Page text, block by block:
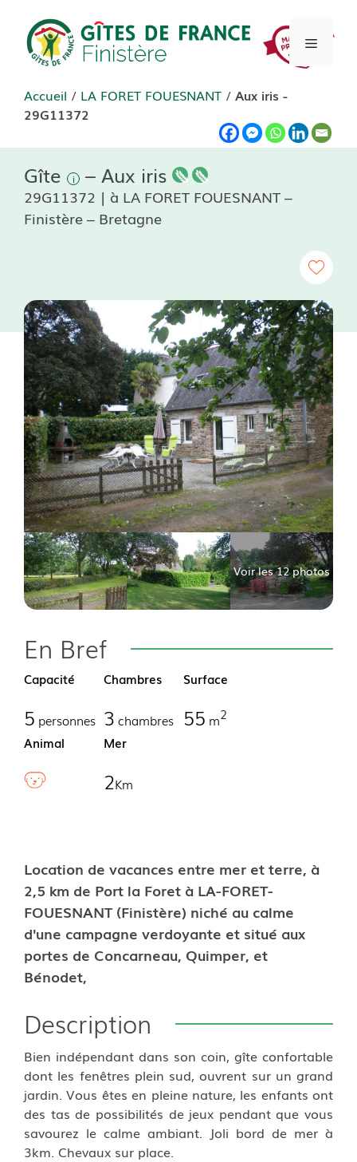
contenu
Menu
Accueil / LA FORET FOUESNANT / Aux iris -
29G11372
Gîte – Aux iris
29G11372 | à LA FORET FOUESNANT –
Finistère – Bretagne
Voir les 12 photos
En Bref
Capacité
5 personnes
Chambres
3 chambres
Surface
55 m2
Animal
Mer
2Km
Location de vacances entre mer et terre, à
2,5 km de Port la Foret à LA-FORET-
FOUESNANT (Finistère) niché au calme
d'une campagne verdoyante et situé aux
portes de Concarneau, Quimper, et
Bénodet,
Description
Bien indépendant dans son coin, gîte confortable
dont les fenêtres plein sud, ouvrent sur un grand
jardin. Vous êtes en pleine nature, les enfants ont
des tas de possibilités de jeux pendant que vous
savourez le calme ambiant. Joli bord de mer à
3km. Chevaux sur place.